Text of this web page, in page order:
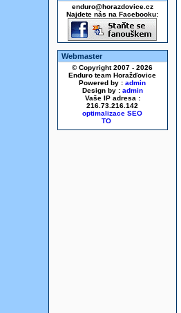
enduro@horazdovice.cz
Najdete nás na Facebooku:
Webmaster
© Copyright 2007 - 2026
Enduro team Horažďovice
Powered by : admin
Design by : admin
Vaše IP adresa :
216.73.216.142
optimalizace SEO